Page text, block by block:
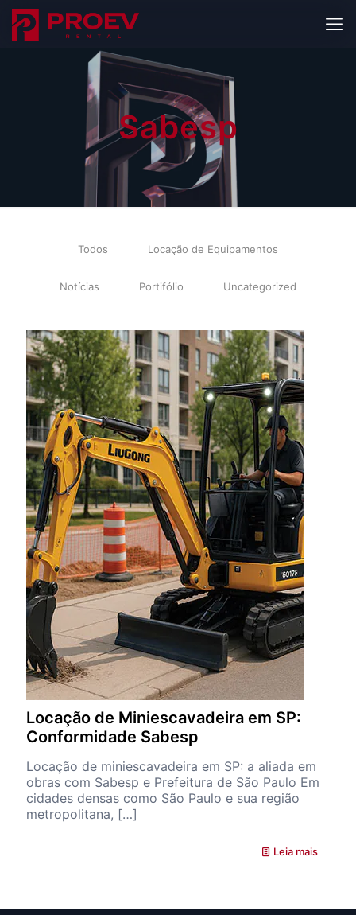
Sabesp
Todos Locação de Equipamentos
Notícias Portifólio Uncategorized
Locação de Miniescavadeira em SP:
Conformidade Sabesp
Locação de miniescavadeira em SP: a aliada em
obras com Sabesp e Prefeitura de São Paulo Em
cidades densas como São Paulo e sua região
metropolitana, […]
Leia mais